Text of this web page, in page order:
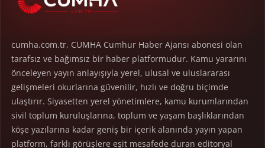
cumha.com.tr, CUMHA Cumhur Haber Ajansı abonesi olan
tarafsız ve bağımsız bir haber platformudur. Kamu yararını
önceleyen yayın anlayışıyla yerel, ulusal ve uluslararası
gelişmeleri okurlarına güvenilir, hızlı ve doğru biçimde
ulaştırır. Siyasetten yerel yönetimlere, kamu kurumlarından
sivil toplum kuruluşlarına, toplum ve yaşam başlıklarından
köşe yazılarına kadar geniş bir içerik alanında yayın yapan
platform, farklı görüşlere eşit mesafede duran editoryal